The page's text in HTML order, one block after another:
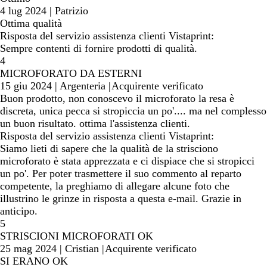
4 lug 2024 | Patrizio
Ottima qualità
Risposta del servizio assistenza clienti Vistaprint:
Sempre contenti di fornire prodotti di qualità.
4
MICROFORATO DA ESTERNI
15 giu 2024 | Argenteria |Acquirente verificato
Buon prodotto, non conoscevo il microforato la resa è
discreta, unica pecca si stropiccia un po'.... ma nel complesso
un buon risultato. ottima l'assistenza clienti.
Risposta del servizio assistenza clienti Vistaprint:
Siamo lieti di sapere che la qualità de la strisciono
microforato è stata apprezzata e ci dispiace che si stropicci
un po'. Per poter trasmettere il suo commento al reparto
competente, la preghiamo di allegare alcune foto che
illustrino le grinze in risposta a questa e-mail. Grazie in
anticipo.
5
STRISCIONI MICROFORATI OK
25 mag 2024 | Cristian |Acquirente verificato
SI ERANO OK